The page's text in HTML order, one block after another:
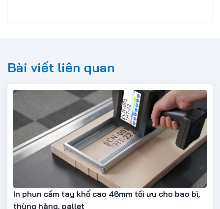
Bài viết liên quan
In phun cầm tay khổ cao 46mm tối ưu cho bao bì,
thùng hàng, pallet